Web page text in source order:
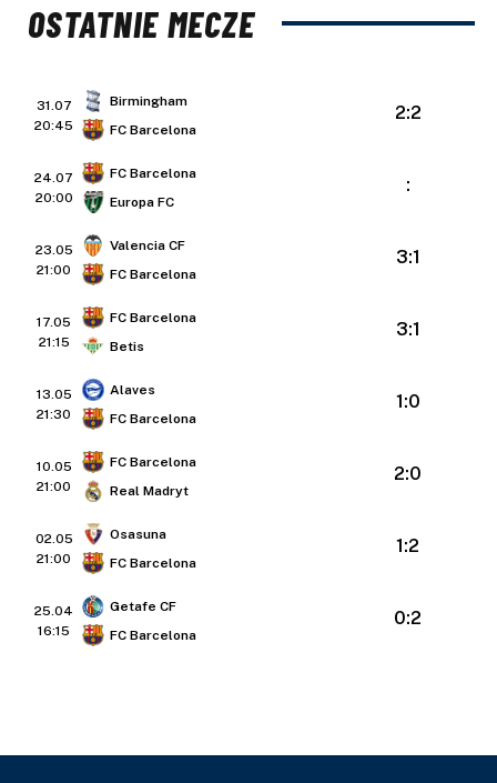
OSTATNIE MECZE
31.07
20:45
Birmingham
FC Barcelona
2:2
24.07
20:00
FC Barcelona
Europa FC
:
23.05
21:00
Valencia CF
FC Barcelona
3:1
17.05
21:15
FC Barcelona
Betis
3:1
13.05
21:30
Alaves
FC Barcelona
1:0
10.05
21:00
FC Barcelona
Real Madryt
2:0
02.05
21:00
Osasuna
FC Barcelona
1:2
25.04
16:15
Getafe CF
FC Barcelona
0:2